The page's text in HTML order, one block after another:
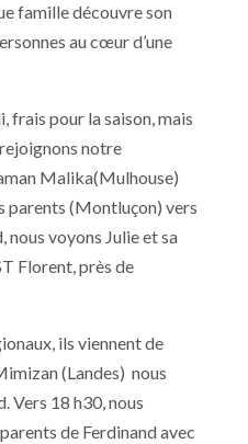
famille découvre son
au cœur d’une
frais pour la saison, mais
notre
Malika(Mulhouse)
parents (Montluçon) vers
nous voyons Julie et sa
Florent, près de
ils viennent de
(Landes) nous
Vers 18 h30, nous
de Ferdinand avec